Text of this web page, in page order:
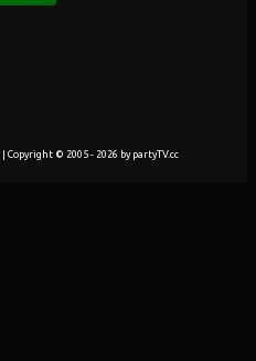
| Copyright © 2005 - 2026 by partyTV.cc